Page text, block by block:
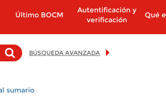
Último BOCM
Autentificación y
verificación
Qué
BÚSQUEDA AVANZADA
sumario